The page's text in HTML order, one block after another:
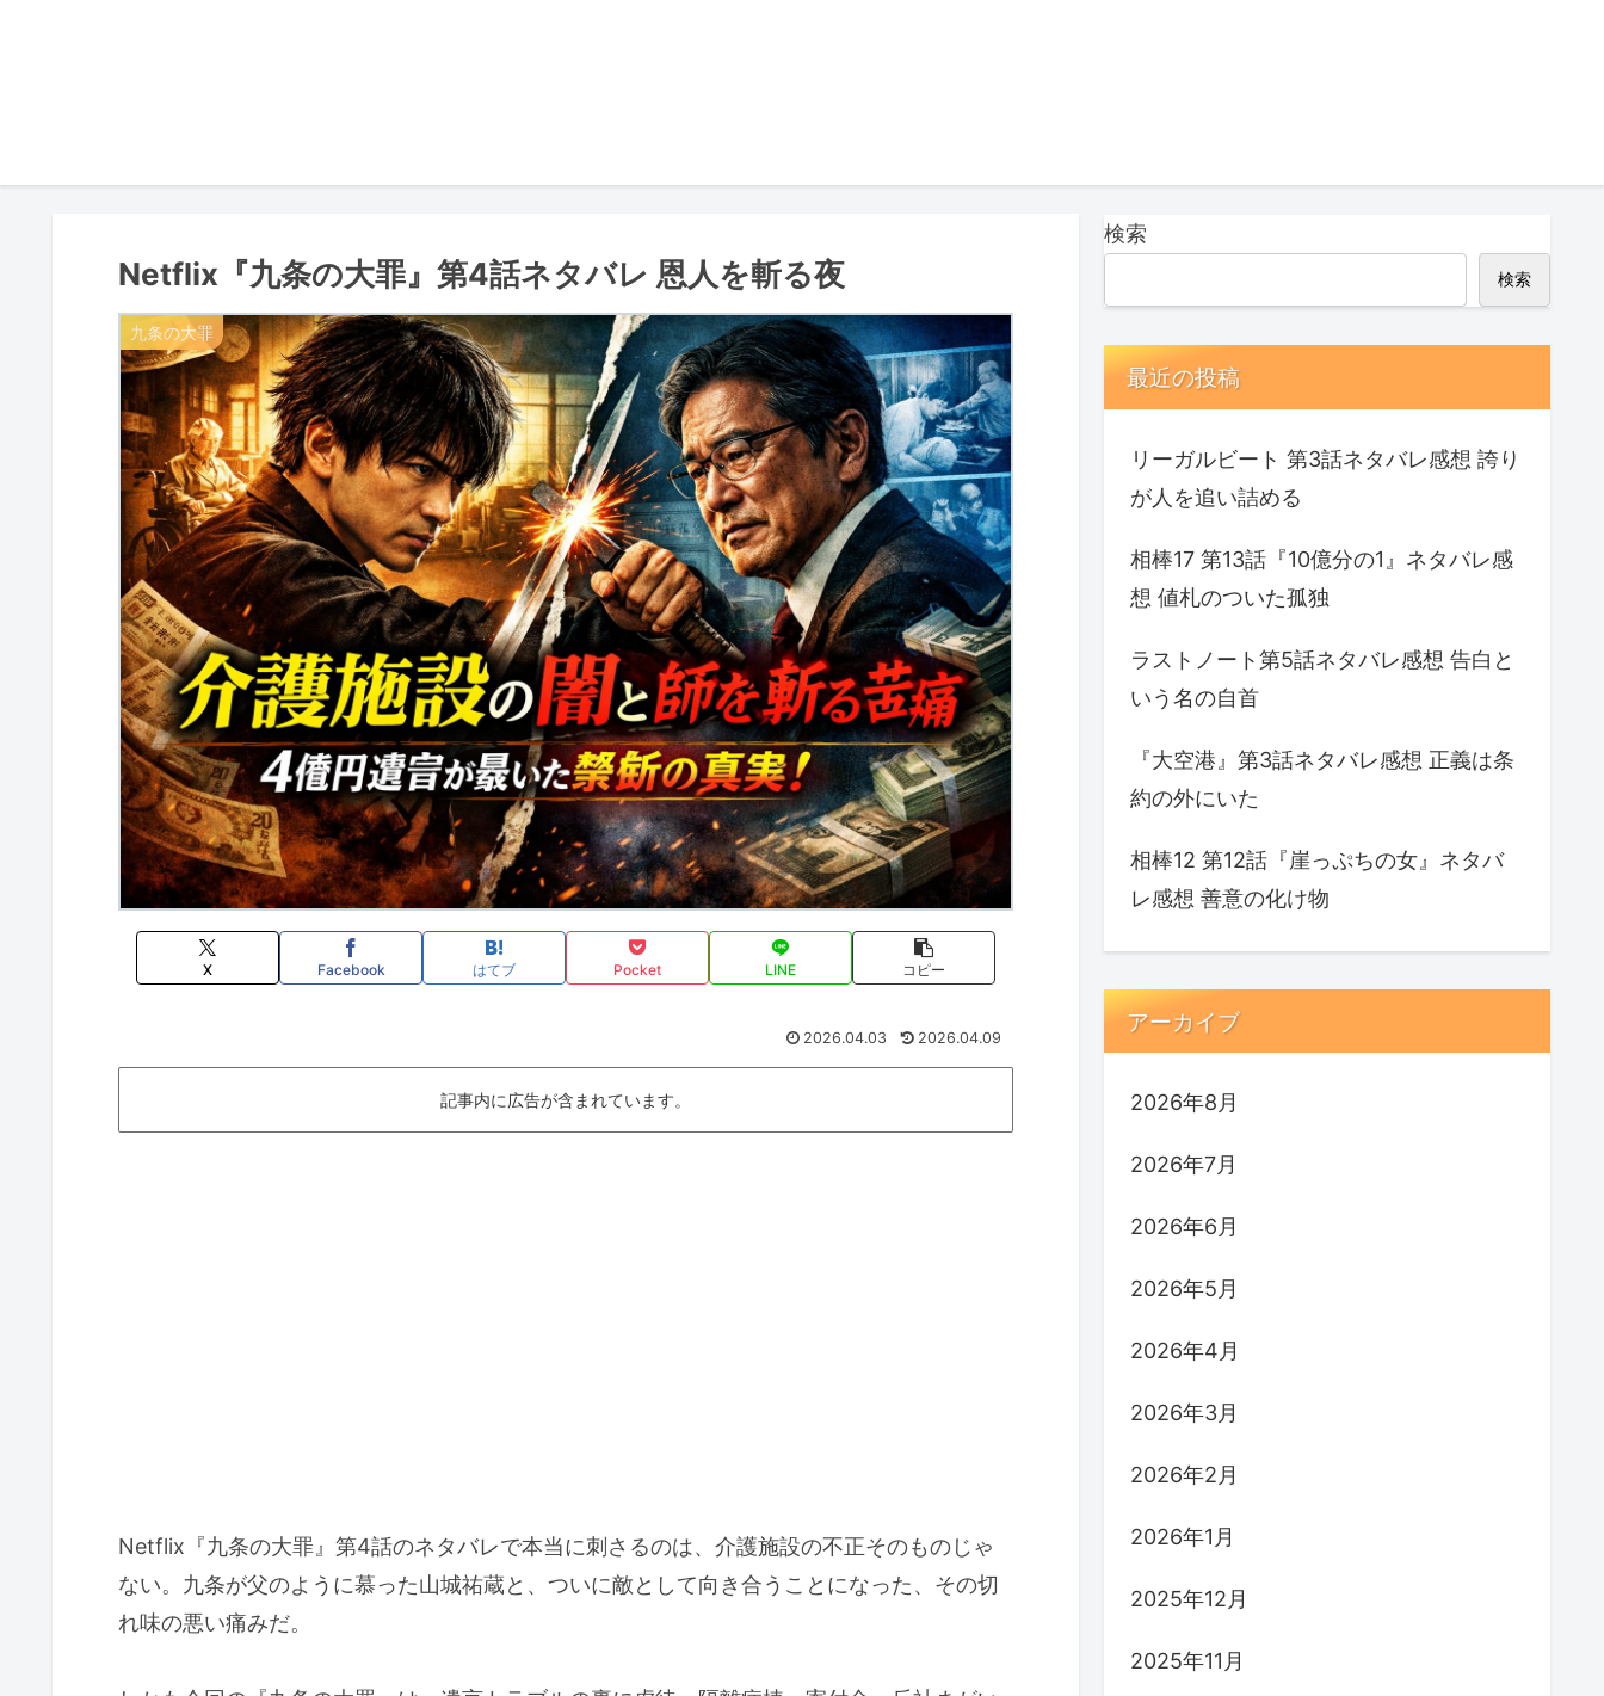
Netflix『九条の大罪』第4話ネタバレ 恩人を斬る夜
九条の大罪
X Facebook はてブ Pocket LINE コピー
2026.04.03 2026.04.09
記事内に広告が含まれています。
Netflix『九条の大罪』第4話のネタバレで本当に刺さるのは、介護施設の不正そのものじゃ
ない。九条が父のように慕った山城祐蔵と、ついに敵として向き合うことになった、その切
れ味の悪い痛みだ。
検索
検索
最近の投稿
リーガルビート 第3話ネタバレ感想 誇り
が人を追い詰める
相棒17 第13話『10億分の1』ネタバレ感
想 値札のついた孤独
ラストノート第5話ネタバレ感想 告白と
いう名の自首
『大空港』第3話ネタバレ感想 正義は条
約の外にいた
相棒12 第12話『崖っぷちの女』ネタバ
レ感想 善意の化け物
アーカイブ
2026年8月
2026年7月
2026年6月
2026年5月
2026年4月
2026年3月
2026年2月
2026年1月
2025年12月
2025年11月